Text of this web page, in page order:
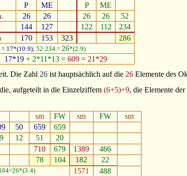
P
ME P
ME
26 26 26 26
52
144 127 122 112
234
170 153 323 286
= 17*(10:9); 52:234 = 26*(2:9)
17*19 + 2*11*13 = 609 = 21*29
Die Zahl 26ist hauptsächlich auf die 26Elemente des
aufgeteilt in die Einzelziffern(6+5)+9, die Elemente
sm
FW sm FW
sm
50 659
659
12 51
20
710 679 1389
466
78 104 182
22
1571
488